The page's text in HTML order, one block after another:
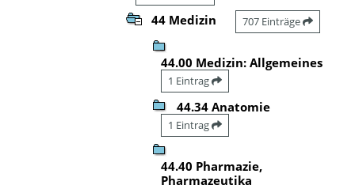
44 Medizin 707 Einträge
44.00 Medizin: Allgemeines
1 Eintrag
44.34 Anatomie
1 Eintrag
44.40 Pharmazie,
Pharmazeutika